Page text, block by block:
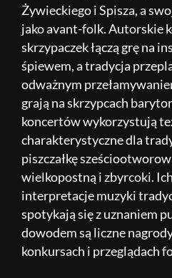
Żywieckiego i Spisza, a
jako avant-folk. Autorskie
skrzypaczek łączą grę na
śpiewem, a tradycja
odważnym
grają na skrzypcach
koncertów wykorzystują
charakterystyczne dla
piszczałkę
wielkopostną i zbyrcoki.
interpretacje muzyki
spotykają się z uznaniem
dowodem są liczne
konkursach i przeglądach